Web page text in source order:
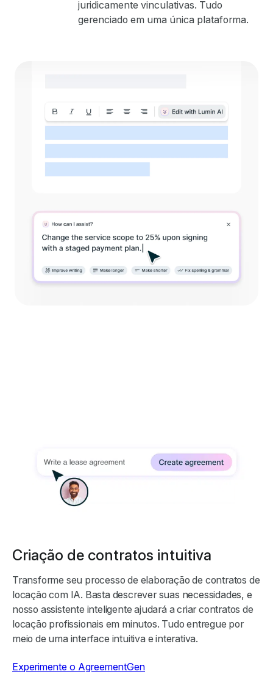
juridicamente vinculativas. Tudo
gerenciado em uma única plataforma.
Criação de contratos intuitiva
Transforme seu processo de elaboração de contratos de
locação com IA. Basta descrever suas necessidades, e
nosso assistente inteligente ajudará a criar contratos de
locação profissionais em minutos. Tudo entregue por
meio de uma interface intuitiva e interativa.
Experimente o AgreementGen